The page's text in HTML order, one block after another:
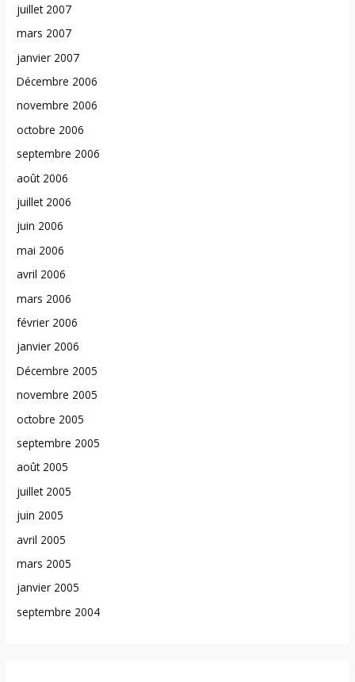
juillet 2007
mars 2007
janvier 2007
Décembre 2006
novembre 2006
octobre 2006
septembre 2006
août 2006
juillet 2006
juin 2006
mai 2006
avril 2006
mars 2006
février 2006
janvier 2006
Décembre 2005
novembre 2005
octobre 2005
septembre 2005
août 2005
juillet 2005
juin 2005
avril 2005
mars 2005
janvier 2005
septembre 2004